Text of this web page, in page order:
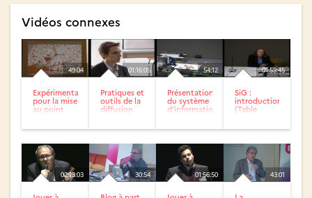
Vidéos connexes
49:04
Expérimentation
pour la mise
au point
01:16:05
Pratiques et
outils de la
diffusion
54:12
Présentation
du système
d’information
01:59:45
SiG :
introduction
(Table
02:13:03 30:54 01:56:50 43:01